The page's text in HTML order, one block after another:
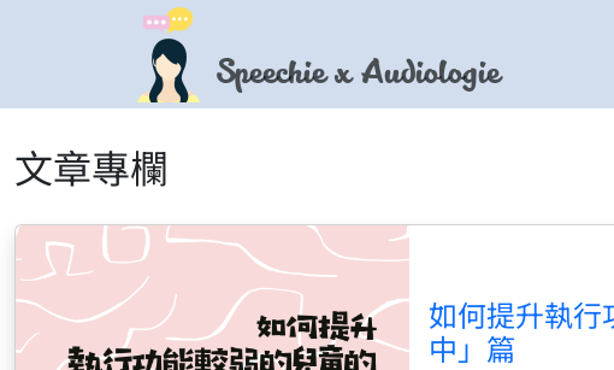
Speechie x Audiologie
文章專欄
如何提升執行
中」篇